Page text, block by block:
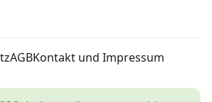
AGBKontakt und Impressum